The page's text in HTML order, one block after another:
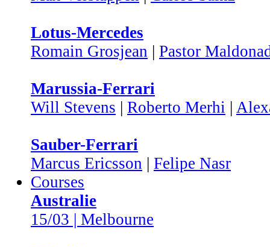
Lotus-Mercedes
Romain Grosjean | Pastor
Marussia-Ferrari
Will Stevens | Roberto Merhi |
Sauber-Ferrari
Marcus Ericsson | Felipe Nasr
Courses
Australie
15/03 | Melbourne